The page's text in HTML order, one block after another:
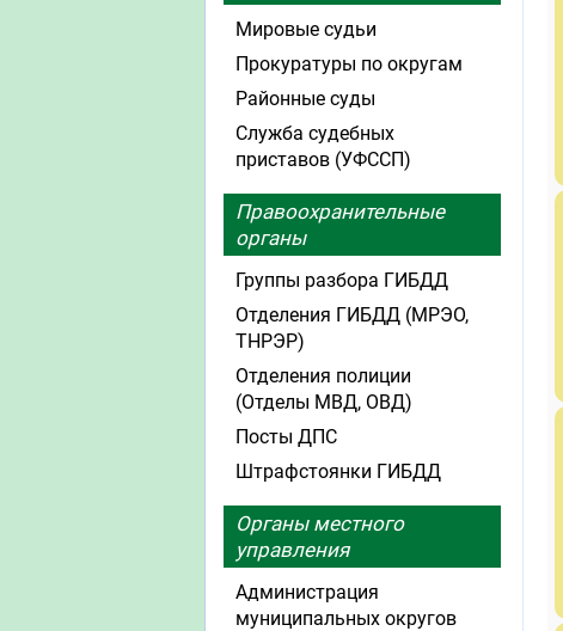
Мировые судьи
Прокуратуры по округам
Районные суды
Служба судебных
приставов (УФССП)
Правоохранительные
органы
Группы разбора ГИБДД
Отделения ГИБДД (МРЭО,
ТНРЭР)
Отделения полиции
(Отделы МВД, ОВД)
Посты ДПС
Штрафстоянки ГИБДД
Органы местного
управления
Администрация
муниципальных округов